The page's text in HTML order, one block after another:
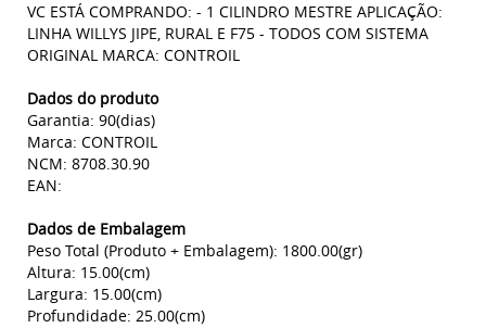
VC ESTÁ COMPRANDO: - 1 CILINDRO MESTRE APLICAÇÃO:
LINHA WILLYS JIPE, RURAL E F75 - TODOS COM SISTEMA
ORIGINAL MARCA: CONTROIL
Dados do produto
Garantia: 90(dias)
Marca: CONTROIL
NCM: 8708.30.90
EAN:
Dados de Embalagem
Peso Total (Produto + Embalagem): 1800.00(gr)
Altura: 15.00(cm)
Largura: 15.00(cm)
Profundidade: 25.00(cm)